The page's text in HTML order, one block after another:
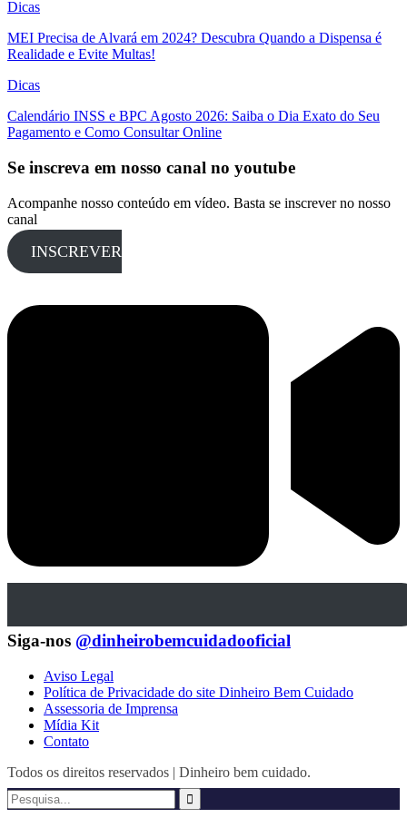
Dicas
MEI Precisa de Alvará em 2024? Descubra Quando a Dispensa é
Realidade e Evite Multas!
Dicas
Calendário INSS e BPC Agosto 2026: Saiba o Dia Exato do Seu
Pagamento e Como Consultar Online
Se inscreva em nosso canal no youtube
Acompanhe nosso conteúdo em vídeo. Basta se inscrever no nosso
canal
INSCREVER
Siga-nos @dinheirobemcuidadooficial
Aviso Legal
Política de Privacidade do site Dinheiro Bem Cuidado
Assessoria de Imprensa
Mídia Kit
Contato
Todos os direitos reservados | Dinheiro bem cuidado.